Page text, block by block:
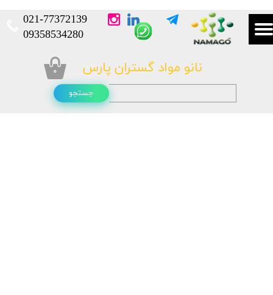
نانو مواد گستران پارس
021-77372139​​​​​​​
​​​​​​​09358534280
جستجو
۰